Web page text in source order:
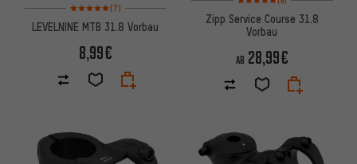
Bewertungen: 5 von 5 basierend auf 7 Bewertungen
(7)
LEVELNINE MTB 31.8 Vorbau
8,99€
Zipp Service Course 31.8
Vorbau
AB 28,99€